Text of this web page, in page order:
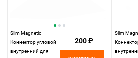
Slim Magnetic
Коннектор угловой
внутренний для
200 ₽
Slim